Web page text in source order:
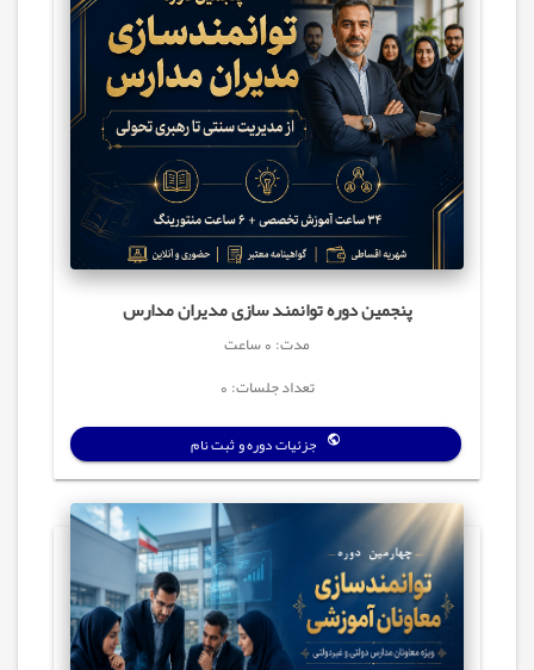
پنجمین دوره توانمند سازی مدیران مدارس
مدت: 0 ساعت
تعداد جلسات: 0
جزئیات دوره و ثبت نام